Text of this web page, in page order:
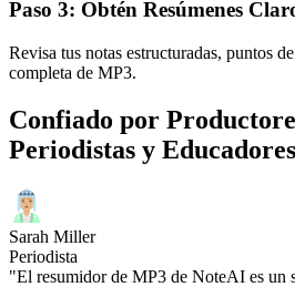
Paso 3: Obtén Resúmenes
Revisa tus notas estructuradas, puntos
completa de MP3.
Confiado por
Periodistas y Educadores
Sarah Miller
Periodista
"El resumidor de MP3 de NoteAI es un